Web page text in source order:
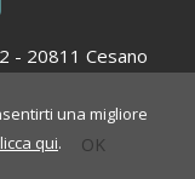
una migliore
qui. OK
- 20811 Cesano
Rea MB 1911402 |
Immobiliare